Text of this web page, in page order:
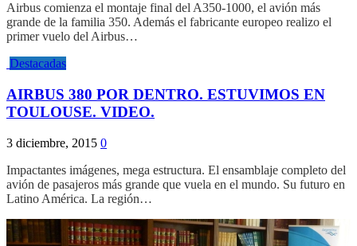
Airbus comienza el montaje final del A350-1000, el avión más
grande de la familia 350. Además el fabricante europeo realizo el
primer vuelo del Airbus…
Destacadas
AIRBUS 380 POR DENTRO. ESTUVIMOS EN
TOULOUSE. VIDEO.
3 diciembre, 2015 0
Impactantes imágenes, mega estructura. El ensamblaje completo del
avión de pasajeros más grande que vuela en el mundo. Su futuro en
Latino América. La región…